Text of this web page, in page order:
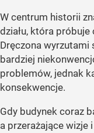
W centrum historii
działu, która
Dręczona
bardziej
problemów, jednak
konsekwencje.
Gdy budynek coraz
a przerażające wizje